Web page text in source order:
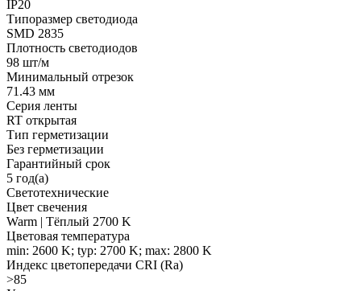
IP20
Типоразмер светодиода
SMD 2835
Плотность светодиодов
98 шт/м
Минимальный отрезок
71.43 мм
Серия ленты
RT открытая
Тип герметизации
Без герметизации
Гарантийный срок
5 год(а)
Светотехнические
Цвет свечения
Warm | Тёплый 2700 K
Цветовая температура
min: 2600 K; typ: 2700 K; max: 2800 K
Индекс цветопередачи CRI (Ra)
>85